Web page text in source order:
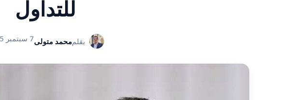
للتداول
بقلممحمد متولى7 سبتمبر 2025